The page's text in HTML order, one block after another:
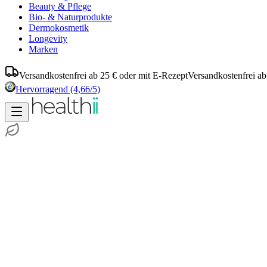
Beauty & Pflege
Bio- & Naturprodukte
Dermokosmetik
Longevity
Marken
Versandkostenfrei ab 25 € oder mit E-RezeptVersandkostenfrei
Hervorragend (4,66/5)